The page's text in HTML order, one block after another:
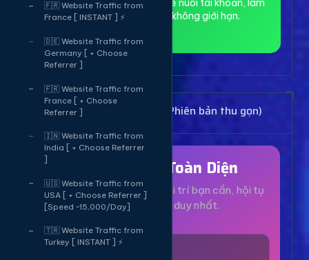
🇫🇷 Website Traffic from
France [ INSTANT ] ⚡
🇩🇪 Website Traffic from
Germany [ + Choose
Referrer ]
🇫🇷 Website Traffic from
France [ + Choose
Referrer ]
🇮🇳 Website Traffic from
India [ + Choose Referrer
🇺🇸 Website Traffic from
USA [ + Choose Referrer ]
[Speed ~15,000/Day]
🇹🇷 Website Traffic from
Turkey [ INSTANT ] ⚡
toàn và ẩn danh, phù hợp để nuôi tài khoản, làm
MMO và truy cập web không giới hạn.
Bảng Dịch Vụ Mạng Xã Hội (Phiên bản thu gọn)
Hệ Sinh Thái Toàn Diện
Mọi dịch vụ, tiện ích và giải trí bạn cần, hội tụ
tại một nền tảng duy nhất.
1000+ Dịch Vụ